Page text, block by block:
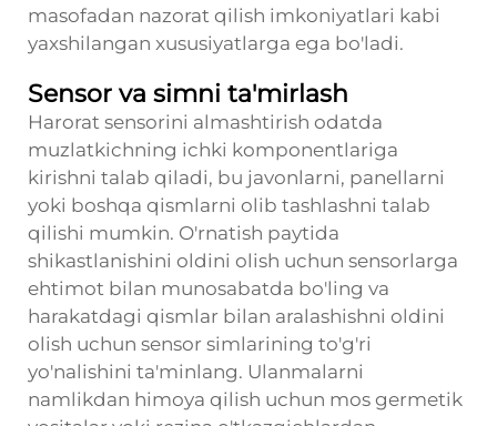
masofadan nazorat qilish imkoniyatlari kabi
yaxshilangan xususiyatlarga ega bo'ladi.
Sensor va simni ta'mirlash
Harorat sensorini almashtirish odatda
muzlatkichning ichki komponentlariga
kirishni talab qiladi, bu javonlarni, panellarni
yoki boshqa qismlarni olib tashlashni talab
qilishi mumkin. O'rnatish paytida
shikastlanishini oldini olish uchun sensorlarga
ehtimot bilan munosabatda bo'ling va
harakatdagi qismlar bilan aralashishni oldini
olish uchun sensor simlarining to'g'ri
yo'nalishini ta'minlang. Ulanmalarni
namlikdan himoya qilish uchun mos germetik